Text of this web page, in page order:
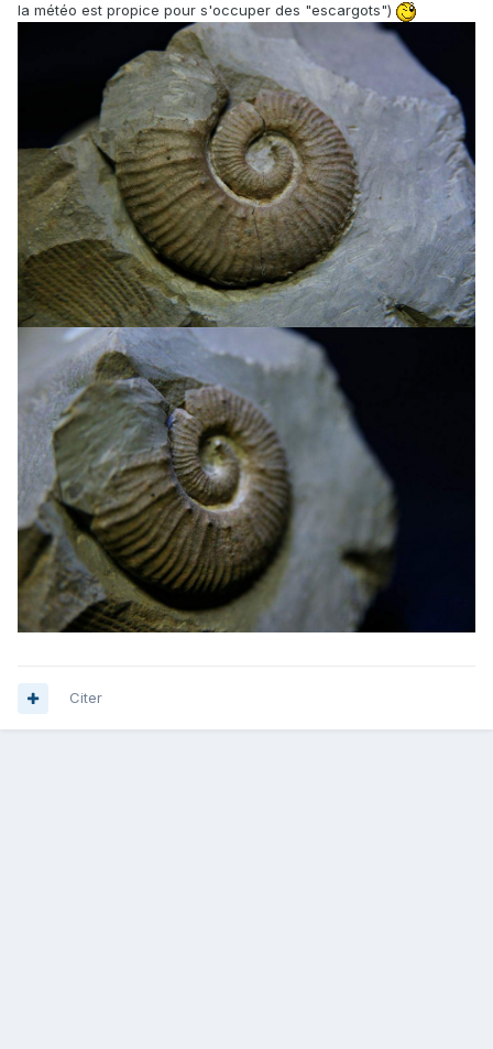
la météo est propice pour s'occuper des "escargots")
Citer